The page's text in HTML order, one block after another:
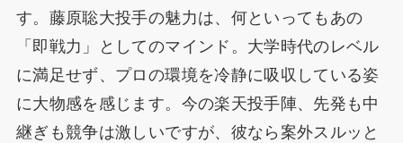
す。藤原聡大投手の魅力は、何といってもあの
「即戦力」としてのマインド。大学時代のレベル
に満足せず、プロの環境を冷静に吸収している姿
に大物感を感じます。今の楽天投手陣、先発も中
継ぎも競争は激しいですが、彼なら案外スルッと